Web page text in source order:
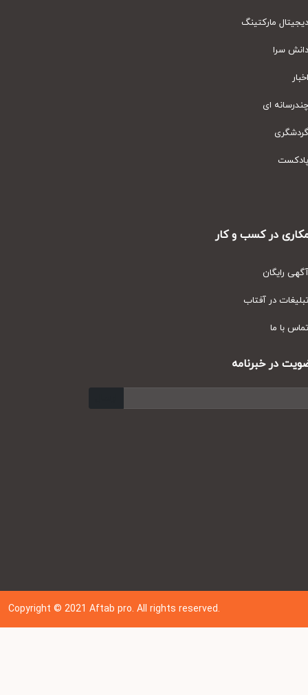
مارکتینگ
سرا
ای
در کسب و کار
رایگان
در آفتاب
با ما
در خبرنامه
Copyright © 202 1Aftab pro. All rights reserved.